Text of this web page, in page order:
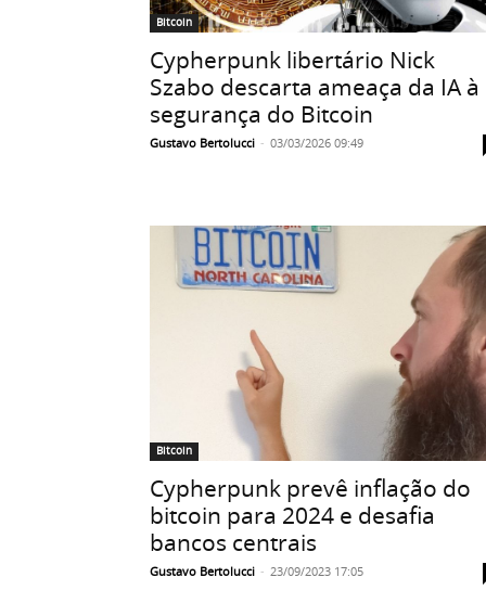
Bitcoin
Cypherpunk libertário Nick
Szabo descarta ameaça da IA à
segurança do Bitcoin
Gustavo Bertolucci - 03/03/2026 09:49
Bitcoin
Cypherpunk prevê inflação do
bitcoin para 2024 e desafia
bancos centrais
Gustavo Bertolucci - 23/09/2023 17:05